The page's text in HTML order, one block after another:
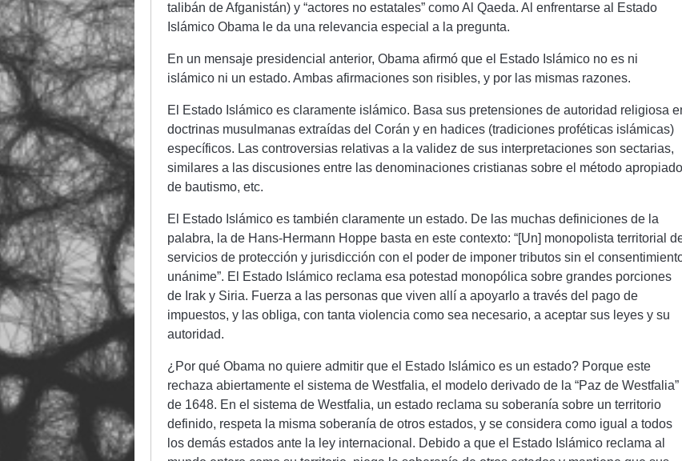
talibán de Afganistán) y “actores no estatales” como Al Qaeda. Al enfrentarse al Estado
Islámico Obama le da una relevancia especial a la pregunta.
En un mensaje presidencial anterior, Obama afirmó que el Estado Islámico no es ni
islámico ni un estado. Ambas afirmaciones son risibles, y por las mismas razones.
El Estado Islámico es claramente islámico. Basa sus pretensiones de autoridad religiosa
doctrinas musulmanas extraídas del Corán y en hadices (tradiciones proféticas islámicas)
específicos. Las controversias relativas a la validez de sus interpretaciones son sectarias,
similares a las discusiones entre las denominaciones cristianas sobre el método apropiado
de bautismo, etc.
El Estado Islámico es también claramente un estado. De las muchas definiciones de la
palabra, la de Hans-Hermann Hoppe basta en este contexto: “[Un] monopolista territorial
servicios de protección y jurisdicción con el poder de imponer tributos sin el
unánime”. El Estado Islámico reclama esa potestad monopólica sobre grandes porciones
de Irak y Siria. Fuerza a las personas que viven allí a apoyarlo a través del pago de
impuestos, y las obliga, con tanta violencia como sea necesario, a aceptar sus leyes y su
autoridad.
¿Por qué Obama no quiere admitir que el Estado Islámico es un estado? Porque este
rechaza abiertamente el sistema de Westfalia, el modelo derivado de la “Paz de Westfalia”
de 1648. En el sistema de Westfalia, un estado reclama su soberanía sobre un territorio
definido, respeta la misma soberanía de otros estados, y se considera como igual a todos
los demás estados ante la ley internacional. Debido a que el Estado Islámico reclama al